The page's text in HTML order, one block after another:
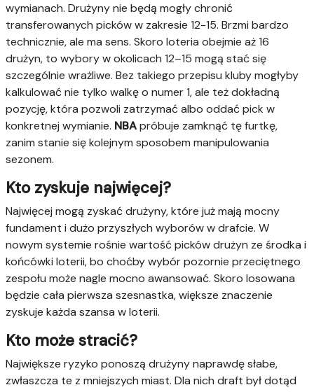
wymianach. Drużyny nie będą mogły chronić
transferowanych picków w zakresie 12-15. Brzmi bardzo
technicznie, ale ma sens. Skoro loteria obejmie aż 16
drużyn, to wybory w okolicach 12–15 mogą stać się
szczególnie wrażliwe. Bez takiego przepisu kluby mogłyby
kalkulować nie tylko walkę o numer 1, ale też dokładną
pozycję, która pozwoli zatrzymać albo oddać pick w
konkretnej wymianie. NBApróbuje zamknąć tę furtkę,
zanim stanie się kolejnym sposobem manipulowania
sezonem.
Kto zyskuje najwięcej?
Najwięcej mogą zyskać drużyny, które już mają mocny
fundament i dużo przyszłych wyborów w drafcie. W
nowym systemie rośnie wartość picków drużyn ze środka i
końcówki loterii, bo choćby wybór pozornie przeciętnego
zespołu może nagle mocno awansować. Skoro losowana
będzie cała pierwsza szesnastka, większe znaczenie
zyskuje każda szansa w loterii.
Kto może stracić?
Największe ryzyko ponoszą drużyny naprawdę słabe,
zwłaszcza te z mniejszych miast. Dla nich draft był dotąd